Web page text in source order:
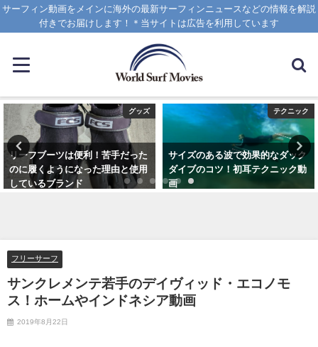
サーフィン動画をメインに海外の最新サーフィンニュースなどの情報を解説
付きでお届けします！＊当サイトは広告を利用しています
グッズ
リーフブーツは便利！苦手だった
のに履くようになった理由と使用
しているブランド
テクニック
サイズのある波で効果的なダック
ダイブのコツ！初耳テクニック動
画
フリーサーフ
サンクレメンテ若手のデイヴィッド・エコノモ
ス！ホームやインドネシア動画
2019年8月22日